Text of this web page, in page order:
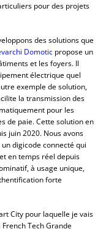
pour des projets
des solutions que
Domoticpropose un
et les foyers. Il
électrique quel
exemple de solution,
la transmission des
pour les
de paie. Cette solution en
juin 2020. Nous avons
un digicode connecté qui
en temps réel depuis
à usage unique,
forte
City pour laquelle je vais
French Tech Grande